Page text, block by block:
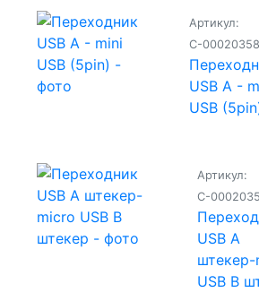
Артикул:
С-
USB A -
USB
Артикул:
С-
USB A
штекер-
USB B